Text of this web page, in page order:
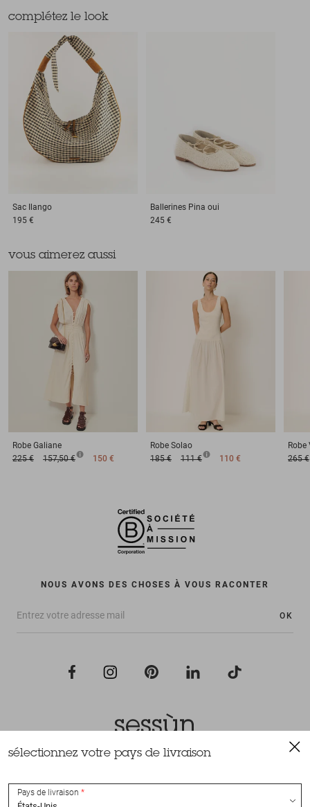
complétez le look
Sac Ilango
195 €
Ballerines Pina oui
245 €
vous aimerez aussi
Robe Galiane
225 €
157,50 € 150 €
Robe Solao
185 €
111 € 110 €
Robe
265 €
NOUS AVONS DES CHOSES À VOUS RACONTER
OK
Tous droits réservés Sessùn 2022
sélectionnez votre pays de livraison
Pays de livraison